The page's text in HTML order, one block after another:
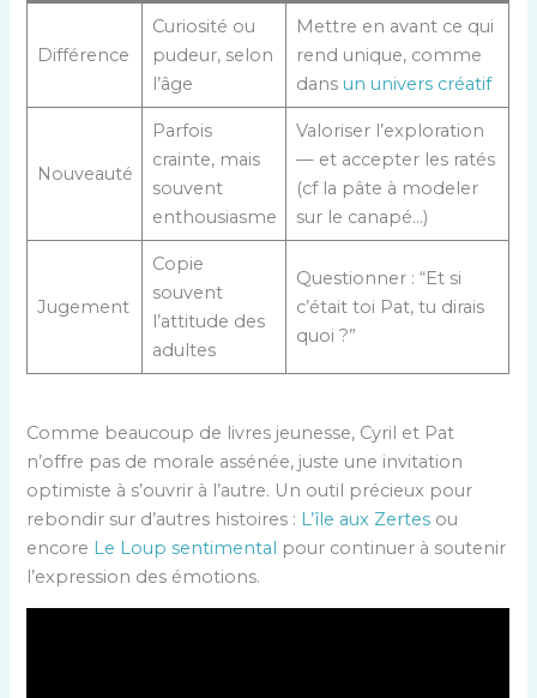
Différence
Curiosité ou
pudeur, selon
l’âge
Mettre en avant ce qui
rend unique, comme
dans un univers créatif
Nouveauté
Parfois
crainte, mais
souvent
enthousiasme
Valoriser l’exploration
— et accepter les ratés
(cf la pâte à modeler
sur le canapé…)
Jugement
Copie
souvent
l’attitude des
adultes
Questionner : “Et si
c’était toi Pat, tu dirais
quoi ?”
Comme beaucoup de livres jeunesse, Cyril et Pat
n’offre pas de morale assénée, juste une invitation
optimiste à s’ouvrir à l’autre. Un outil précieux pour
rebondir sur d’autres histoires : L’île aux Zertes ou
encore Le Loup sentimental pour continuer à soutenir
l’expression des émotions.